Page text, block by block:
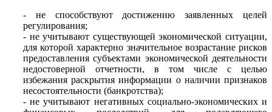
- не способствуют достижению заявленных целей
регулирования;
- не учитывают существующей экономической ситуации,
для которой характерно значительное возрастание рисков
предоставления субъектами экономической деятельности
недостоверной отчетности, в том числе с целью
избежания раскрытия информации о наличии признаков
несостоятельности (банкротства);
- не учитывают негативных социально-экономических и